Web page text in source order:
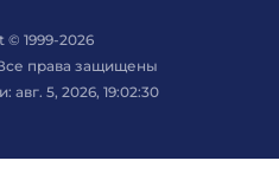
© 1999-2026
права защищены
5, 2026, 19:02:30